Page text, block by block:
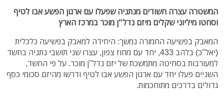
המשטרה עצרה חשודים מנתניה שפעלו עם ארגון הפשע אבו לטיף
וסחטו מיליוני שקלים מיזם נדל"ן מוכר במרכז הארץ
המאבק בפשיעה החמורה נמשך: היחידה למאבק בפשיעה כלכלית
(יאל"כ) בלהב 433, יחד עם מחוז צפון, עצרו שני תושבי נתניה בחשד
למעורבות בסחיטה מתמשכת של יזם נדל"ן מוכר. על פי החשד,
השניים פעלו יחד עם ארגון הפשע אבו לטיף ודרשו מהיזם סכומי כסף
גדולים בדרכים מתוחכמות.